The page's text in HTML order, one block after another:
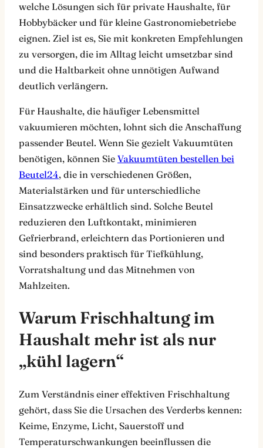
welche Lösungen sich für private Haushalte, für
Hobbybäcker und für kleine Gastronomiebetriebe
eignen. Ziel ist es, Sie mit konkreten Empfehlungen
zu versorgen, die im Alltag leicht umsetzbar sind
und die Haltbarkeit ohne unnötigen Aufwand
deutlich verlängern.
Für Haushalte, die häufiger Lebensmittel
vakuumieren möchten, lohnt sich die Anschaffung
passender Beutel. Wenn Sie gezielt Vakuumtüten
benötigen, können Sie Vakuumtüten bestellen bei
Beutel24, die in verschiedenen Größen,
Materialstärken und für unterschiedliche
Einsatzzwecke erhältlich sind. Solche Beutel
reduzieren den Luftkontakt, minimieren
Gefrierbrand, erleichtern das Portionieren und
sind besonders praktisch für Tiefkühlung,
Vorratshaltung und das Mitnehmen von
Mahlzeiten.
Warum Frischhaltung im
Haushalt mehr ist als nur
„kühl lagern“
Zum Verständnis einer effektiven Frischhaltung
gehört, dass Sie die Ursachen des Verderbs kennen:
Keime, Enzyme, Licht, Sauerstoff und
Temperaturschwankungen beeinflussen die